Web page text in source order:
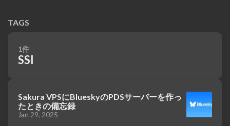
TAGS
1件
SSI
Sakura VPSにBlueskyのPDSサーバーを作っ
たときの備忘録
Jan 29, 2025